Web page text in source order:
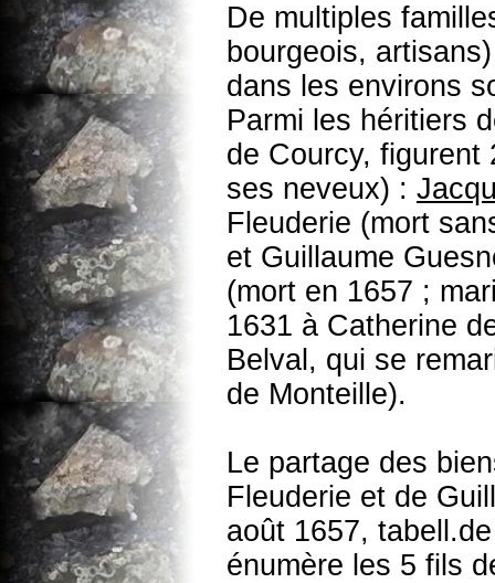
De multiples
bourgeois,
dans les environs
Parmi les héritiers
de Courcy, figurent
ses neveux) :
Fleuderie (mort
et Guillaume
(mort en 1657 ;
1631 à Catherine
Belval, qui se
de Monteille).
Le partage des
Fleuderie et de
août 1657,
énumère les 5 fils